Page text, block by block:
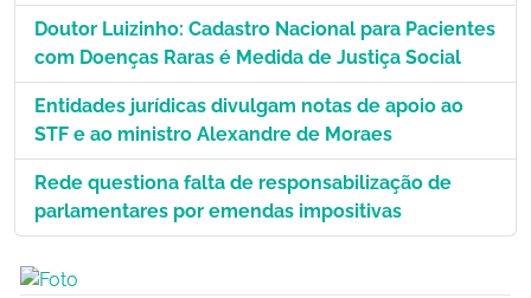
Doutor Luizinho: Cadastro Nacional para Pacientes
com Doenças Raras é Medida de Justiça Social
Entidades jurídicas divulgam notas de apoio ao
STF e ao ministro Alexandre de Moraes
Rede questiona falta de responsabilização de
parlamentares por emendas impositivas